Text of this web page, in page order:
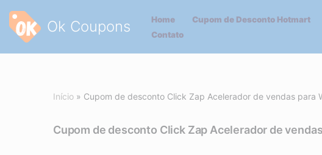
Pular
para
Ok Coupons Home Cupom de Desconto Hotmart
Contato
Início » Cupom de desconto Click Zap Acelerador de vendas para
Cupom de desconto Click Zap Acelerador de